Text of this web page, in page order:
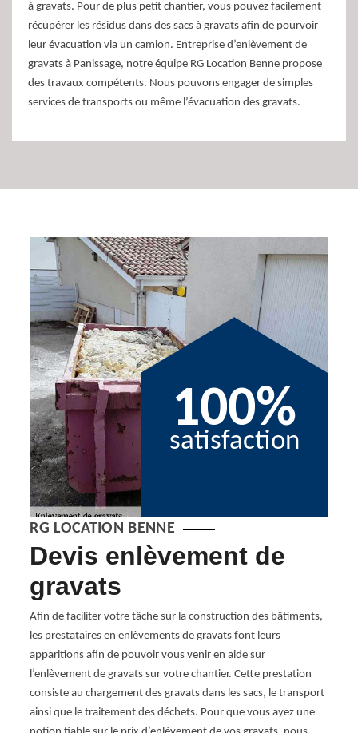
à gravats. Pour de plus petit chantier, vous pouvez facilement
récupérer les résidus dans des sacs à gravats afin de pourvoir
leur évacuation via un camion. Entreprise d’enlèvement de
gravats à Panissage, notre équipe RG Location Benne propose
des travaux compétents. Nous pouvons engager de simples
services de transports ou même l’évacuation des gravats.
100%
satisfaction
RG LOCATION BENNE
Devis enlèvement de
gravats
Afin de faciliter votre tâche sur la construction des bâtiments,
les prestataires en enlèvements de gravats font leurs
apparitions afin de pouvoir vous venir en aide sur
l’enlèvement de gravats sur votre chantier. Cette prestation
consiste au chargement des gravats dans les sacs, le transport
ainsi que le traitement des déchets. Pour que vous ayez une